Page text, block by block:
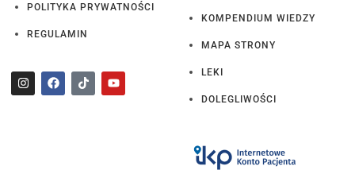
POLITYKA PRYWATNOŚCI
REGULAMIN
KOMPENDIUM WIEDZY
MAPA STRONY
LEKI
DOLEGLIWOŚCI